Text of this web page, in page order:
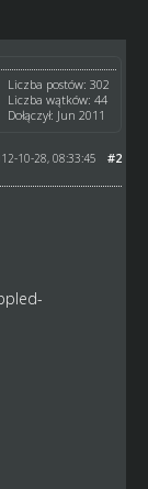
Liczba postów: 302
Liczba wątków: 44
Dołączył: Jun 2011
#2
10-28, 08:33:45